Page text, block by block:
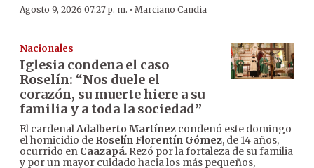
Agosto 9, 2026 07:27 p. m. · Marciano Candia
Nacionales
Iglesia condena el caso
Roselín: “Nos duele el
corazón, su muerte hiere a su
familia y a toda la sociedad”
El cardenalAdalberto Martínez condenó este domingo
el homicidio de Roselín Florentín Gómez, de 14 años,
ocurrido en Caazapá. Rezó por la fortaleza de su familia
y por un mayor cuidado hacia los más pequeños,